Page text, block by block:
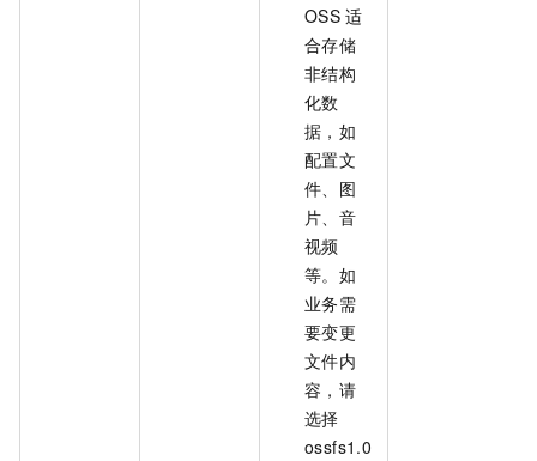
OSS 适
合存储
非结构
化数
据，如
配置文
件、图
片、音
视频
等。如
业务需
要变更
文件内
容，请
选择
ossfs1.0